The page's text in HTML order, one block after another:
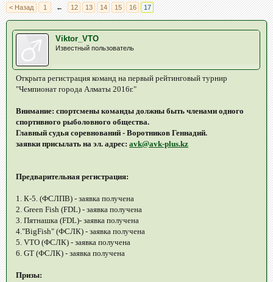
< Назад 1 ← 12 13 14 15 16 17
Viktor_VTO
Известный пользователь
Открыта регистрация команд на первый рейтинговый турнир
"Чемпионат города Алматы 2016г."
Внимание: спортсмены команды должны быть членами одного
спортивного рыболовного общества.
Главный судья соревнований - Воротников Геннадий.
заявки присылать на эл. адрес: avk@avk-plus.kz
Предварительная регистрация:
1. К-5. (ФСЛПВ) - заявка получена
2. Green Fish (FDL) - заявка получена
3. Пятнашка (FDL)- заявка получена
4."BigFish" (ФСЛК) - заявка получена
5. VTO (ФСЛК) - заявка получена
6. GT (ФСЛК) - заявка получена
Призы: